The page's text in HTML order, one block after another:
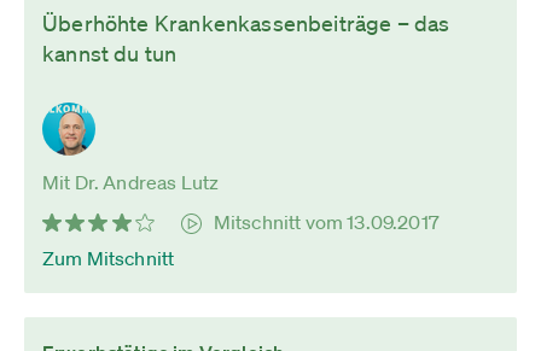
Überhöhte Krankenkassenbeiträge – das
kannst du tun
Mit Dr. Andreas Lutz
Mitschnitt vom 13.09.2017
Zum Mitschnitt